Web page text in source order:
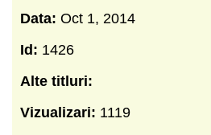
Data: Oct 1, 2014
Id: 1426
Alte titluri:
Vizualizari: 1119